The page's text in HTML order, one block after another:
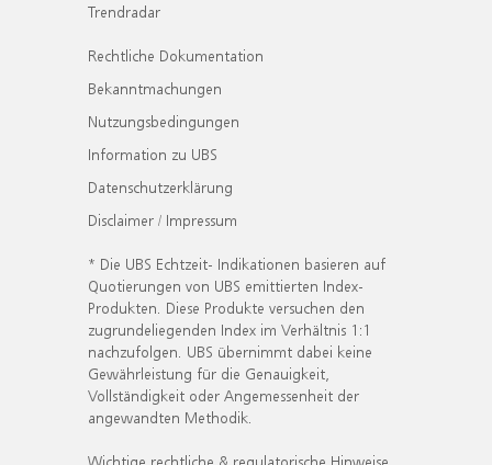
Trendradar
Rechtliche Dokumentation
Bekanntmachungen
Nutzungsbedingungen
Information zu UBS
Datenschutzerklärung
Disclaimer / Impressum
* Die UBS Echtzeit- Indikationen basieren auf
Quotierungen von UBS emittierten Index-
Produkten. Diese Produkte versuchen den
zugrundeliegenden Index im Verhältnis 1:1
nachzufolgen. UBS übernimmt dabei keine
Gewährleistung für die Genauigkeit,
Vollständigkeit oder Angemessenheit der
angewandten Methodik.